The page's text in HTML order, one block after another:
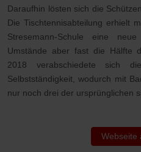
Daraufhin lösten sich die
Die Tischtennisabteilung erhielt
Stresemann-Schule eine
Umstände aber fast die Hälfte
2018 verabschiedete sich
Selbstständigkeit, wodurch mit
nur noch drei der ursprünglichen